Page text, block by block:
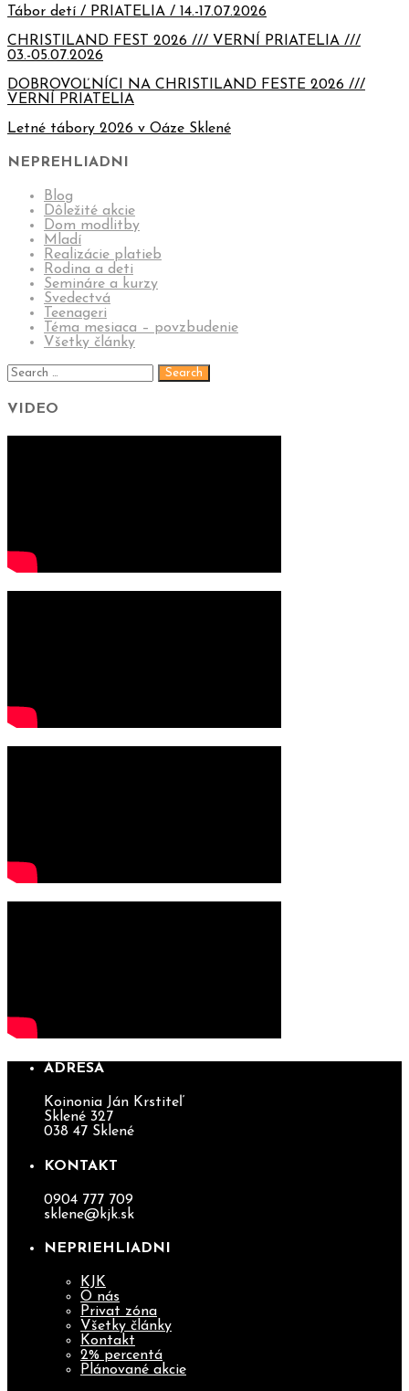
Tábor detí / PRIATELIA / 14.-17.07.2026
CHRISTILAND FEST 2026 /// VERNÍ PRIATELIA ///
03.-05.07.2026
DOBROVOĽNÍCI NA CHRISTILAND FESTE 2026 ///
VERNÍ PRIATELIA
Letné tábory 2026 v Oáze Sklené
NEPREHLIADNI
Blog
Dôležité akcie
Dom modlitby
Mladí
Realizácie platieb
Rodina a deti
Semináre a kurzy
Svedectvá
Teenageri
Téma mesiaca – povzbudenie
Všetky články
VIDEO
ADRESA
Koinonia Ján Krstiteľ
Sklené 327
038 47 Sklené
KONTAKT
0904 777 709
sklene@kjk.sk
NEPRIEHLIADNI
KJK
O nás
Privat zóna
Všetky články
Kontakt
2% percentá
Plánované akcie